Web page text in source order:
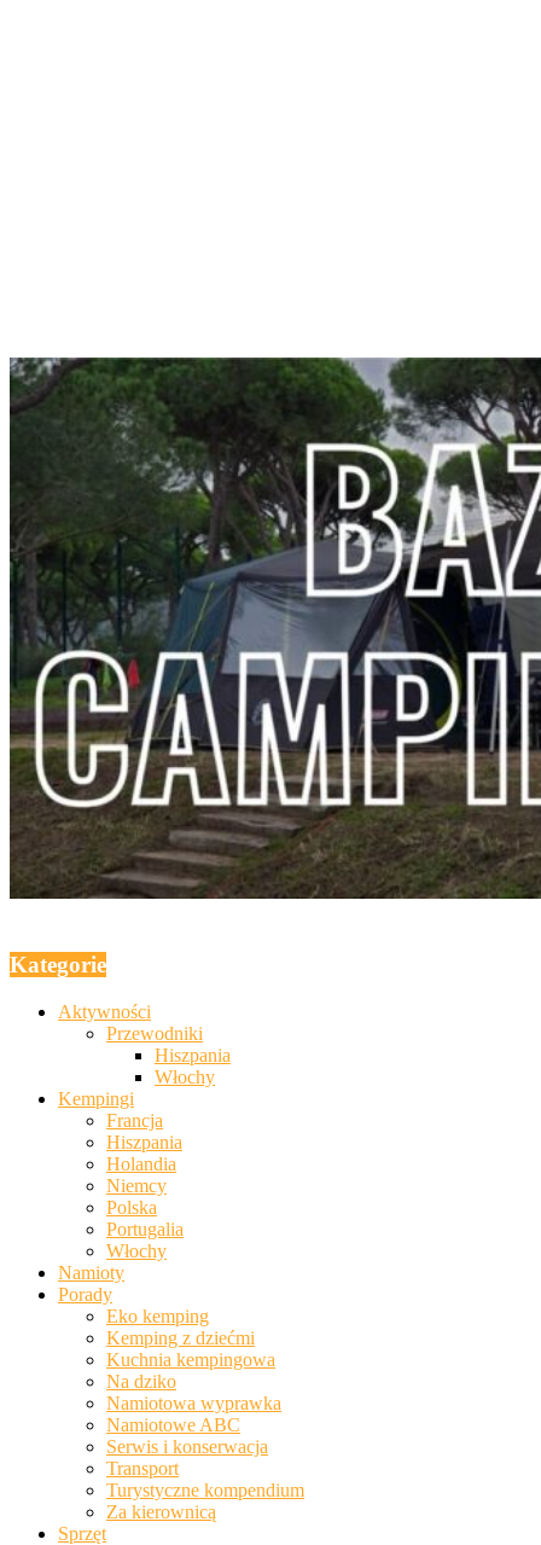
Kategorie
Aktywności
Przewodniki
Hiszpania
Włochy
Kempingi
Francja
Hiszpania
Holandia
Niemcy
Polska
Portugalia
Włochy
Namioty
Porady
Eko kemping
Kemping z dziećmi
Kuchnia kempingowa
Na dziko
Namiotowa wyprawka
Namiotowe ABC
Serwis i konserwacja
Transport
Turystyczne kompendium
Za kierownicą
Sprzęt